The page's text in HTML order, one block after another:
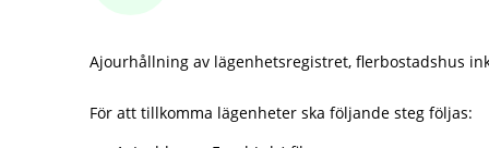
Ajourhållning av lägenhetsregistret, flerbostadshus
För att tillkomma lägenheter ska följande steg följas: